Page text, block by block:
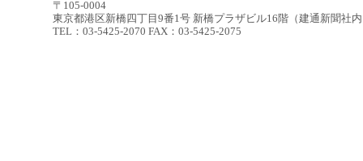
〒105-0004
東京都港区新橋四丁目9番1号 新橋プラザビル16階（建通新聞社
TEL：03-5425-2070 FAX：03-5425-2075